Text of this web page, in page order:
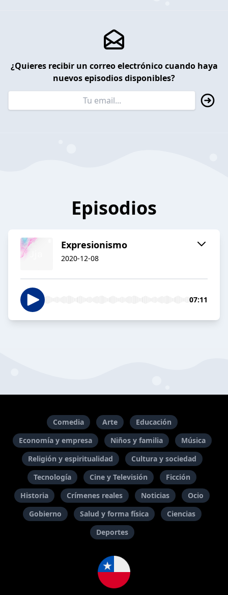
¿Quieres recibir un correo electrónico cuando haya
nuevos episodios disponibles?
Episodios
Expresionismo
2020-12-08
07:11
Comedia Arte
Educación
Economía y empresa
Niños y familia
Música
Religión y espiritualidad
Cultura y sociedad
Tecnología
Cine y Televisión
Ficción
Historia
Crímenes reales Noticias
Ocio
Gobierno
Salud y forma física
Ciencias
Deportes